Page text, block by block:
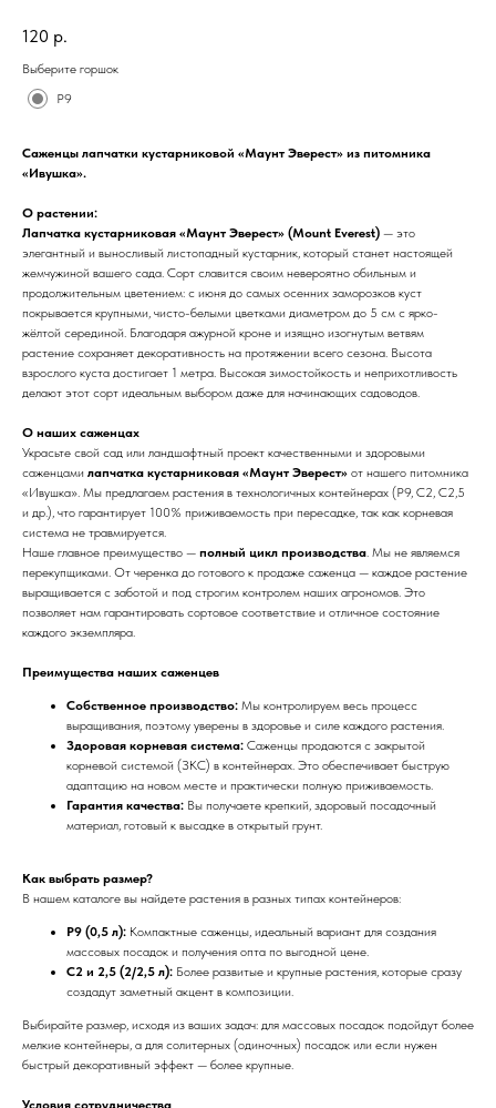
120 р.
Выберите горшок
Р9
Саженцы лапчатки кустарниковой «Маунт Эверест» из питомника
«Ивушка».
О растении:
Лапчатка кустарниковая «Маунт Эверест» (Mount Everest) — это
элегантный и выносливый листопадный кустарник, который станет настоящей
жемчужиной вашего сада. Сорт славится своим невероятно обильным и
продолжительным цветением: с июня до самых осенних заморозков куст
покрывается крупными, чисто-белыми цветками диаметром до 5 см с ярко-
жёлтой серединой. Благодаря ажурной кроне и изящно изогнутым ветвям
растение сохраняет декоративность на протяжении всего сезона. Высота
взрослого куста достигает 1 метра. Высокая зимостойкость и неприхотливость
делают этот сорт идеальным выбором даже для начинающих садоводов.
О наших саженцах
Украсьте свой сад или ландшафтный проект качественными и здоровыми
саженцами лапчатка кустарниковая «Маунт Эверест» от нашего питомника
«Ивушка». Мы предлагаем растения в технологичных контейнерах (Р9, С2, С2,5
и др.), что гарантирует 100% приживаемость при пересадке, так как корневая
система не травмируется.
Наше главное преимущество — полный цикл производства. Мы не являемся
перекупщиками. От черенка до готового к продаже саженца — каждое растение
выращивается с заботой и под строгим контролем наших агрономов. Это
позволяет нам гарантировать сортовое соответствие и отличное состояние
каждого экземпляра.
Преимущества наших саженцев
Собственное производство: Мы контролируем весь процесс
выращивания, поэтому уверены в здоровье и силе каждого растения.
Здоровая корневая система: Саженцы продаются с закрытой
корневой системой (ЗКС) в контейнерах. Это обеспечивает быструю
адаптацию на новом месте и практически полную приживаемость.
Гарантия качества: Вы получаете крепкий, здоровый посадочный
материал, готовый к высадке в открытый грунт.
Как выбрать размер?
В нашем каталоге вы найдете растения в разных типах контейнеров:
Р9 (0,5 л): Компактные саженцы, идеальный вариант для создания
массовых посадок и получения опта по выгодной цене.
С2 и 2,5 (2/2,5 л): Более развитые и крупные растения, которые сразу
создадут заметный акцент в композиции.
Выбирайте размер, исходя из ваших задач: для массовых посадок подойдут более
мелкие контейнеры, а для солитерных (одиночных) посадок или если нужен
быстрый декоративный эффект — более крупные.
Условия сотрудничества